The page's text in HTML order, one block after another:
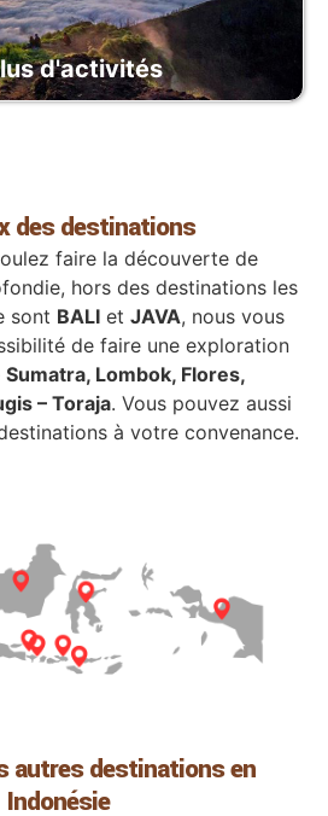
d'activités
des destinations
faire la découverte de
hors des destinations les
sont BALI et JAVA, nous vous
de faire une exploration
Sumatra, Lombok, Flores,
– Toraja. Vous pouvez aussi
à votre convenance.
autres destinations en
Indonésie